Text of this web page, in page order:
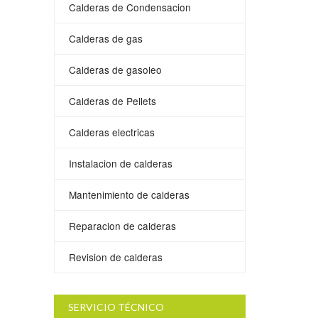
Calderas de Condensacion
Calderas de gas
Calderas de gasoleo
Calderas de Pellets
Calderas electricas
Instalacion de calderas
Mantenimiento de calderas
Reparacion de calderas
Revision de calderas
SERVICIO TÉCNICO